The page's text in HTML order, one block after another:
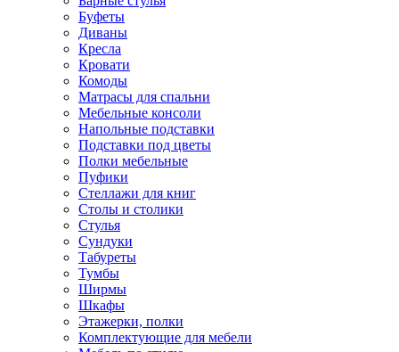
Буфеты
Диваны
Кресла
Кровати
Комоды
Матрасы для спальни
Мебельные консоли
Напольные подставки
Подставки под цветы
Полки мебельные
Пуфики
Стеллажи для книг
Столы и столики
Стулья
Сундуки
Табуреты
Тумбы
Ширмы
Шкафы
Этажерки, полки
Комплектующие для мебели